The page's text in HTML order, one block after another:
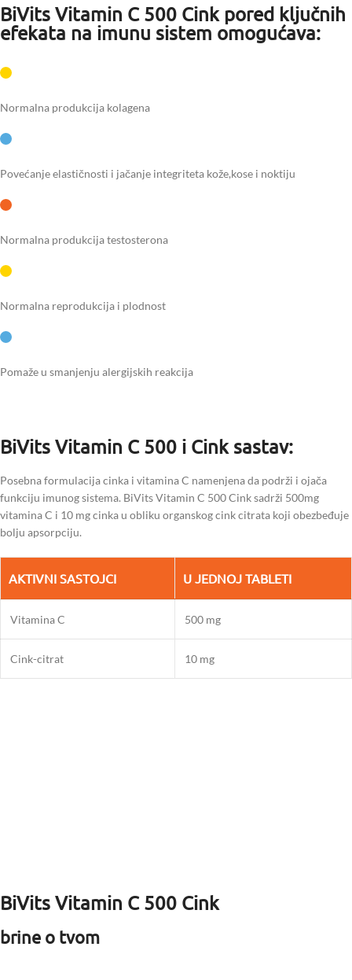
BiVits Vitamin C 500 Cink pored ključnih
efekata na imunu sistem omogućava:
Normalna produkcija kolagena
Povećanje elastičnosti i jačanje integriteta kože,kose i noktiju
Normalna produkcija testosterona
Normalna reprodukcija i plodnost
Pomaže u smanjenju alergijskih reakcija
BiVits Vitamin C 500 i Cink sastav:
Posebna formulacija cinka i vitamina C namenjena da podrži i ojača
funkciju imunog sistema. BiVits Vitamin C 500 Cink sadrži 500mg
vitamina C i 10 mg cinka u obliku organskog cink citrata koji obezbeđuje
bolju apsorpciju.
AKTIVNI SASTOJCI U JEDNOJ TABLETI
Vitamina C 500 mg
Cink-citrat 10 mg
BiVits Vitamin C 500 Cink
brine o tvom